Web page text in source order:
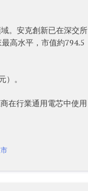
。安克創新已在深交所
高水平，市值約794.5
。
在行業通用電芯中使用